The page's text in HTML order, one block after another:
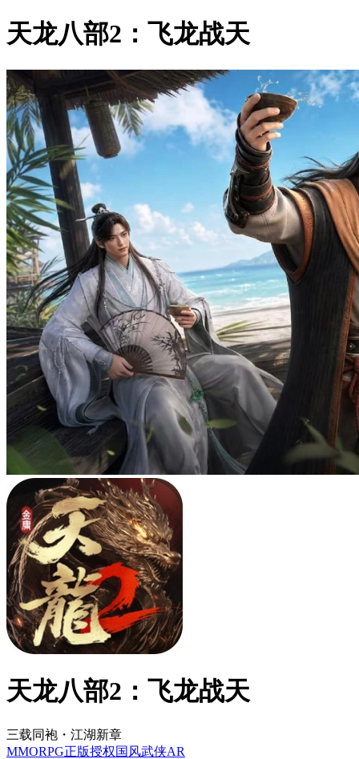
天龙八部2：飞龙战天
天龙八部2：飞龙战天
三载同袍・江湖新章
MMORPG正版授权国风武侠AR